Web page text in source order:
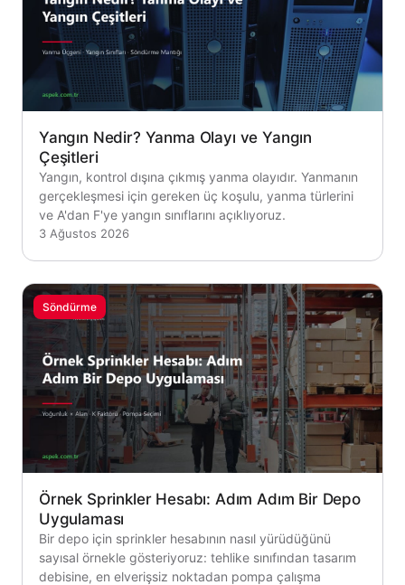
Yangın Nedir? Yanma Olayı ve Yangın
Çeşitleri
Yangın, kontrol dışına çıkmış yanma olayıdır. Yanmanın
gerçekleşmesi için gereken üç koşulu, yanma türlerini
ve A'dan F'ye yangın sınıflarını açıklıyoruz.
3 Ağustos 2026
Söndürme
Örnek Sprinkler Hesabı: Adım Adım Bir Depo
Uygulaması
Bir depo için sprinkler hesabının nasıl yürüdüğünü
sayısal örnekle gösteriyoruz: tehlike sınıfından tasarım
debisine, en elverişsiz noktadan pompa çalışma